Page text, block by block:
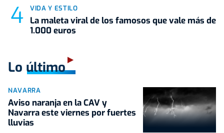
VIDA Y ESTILO
La maleta viral de los famosos que vale más de
1.000 euros
Lo último
NAVARRA
Aviso naranja en la CAV y
Navarra este viernes por fuertes
lluvias